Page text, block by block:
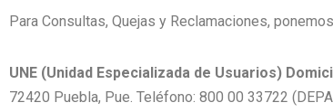
Para Consultas, Quejas y Reclamaciones,
UNE (Unidad Especializada de Usuarios)
72420 Puebla, Pue. Teléfono: 800 00 33722